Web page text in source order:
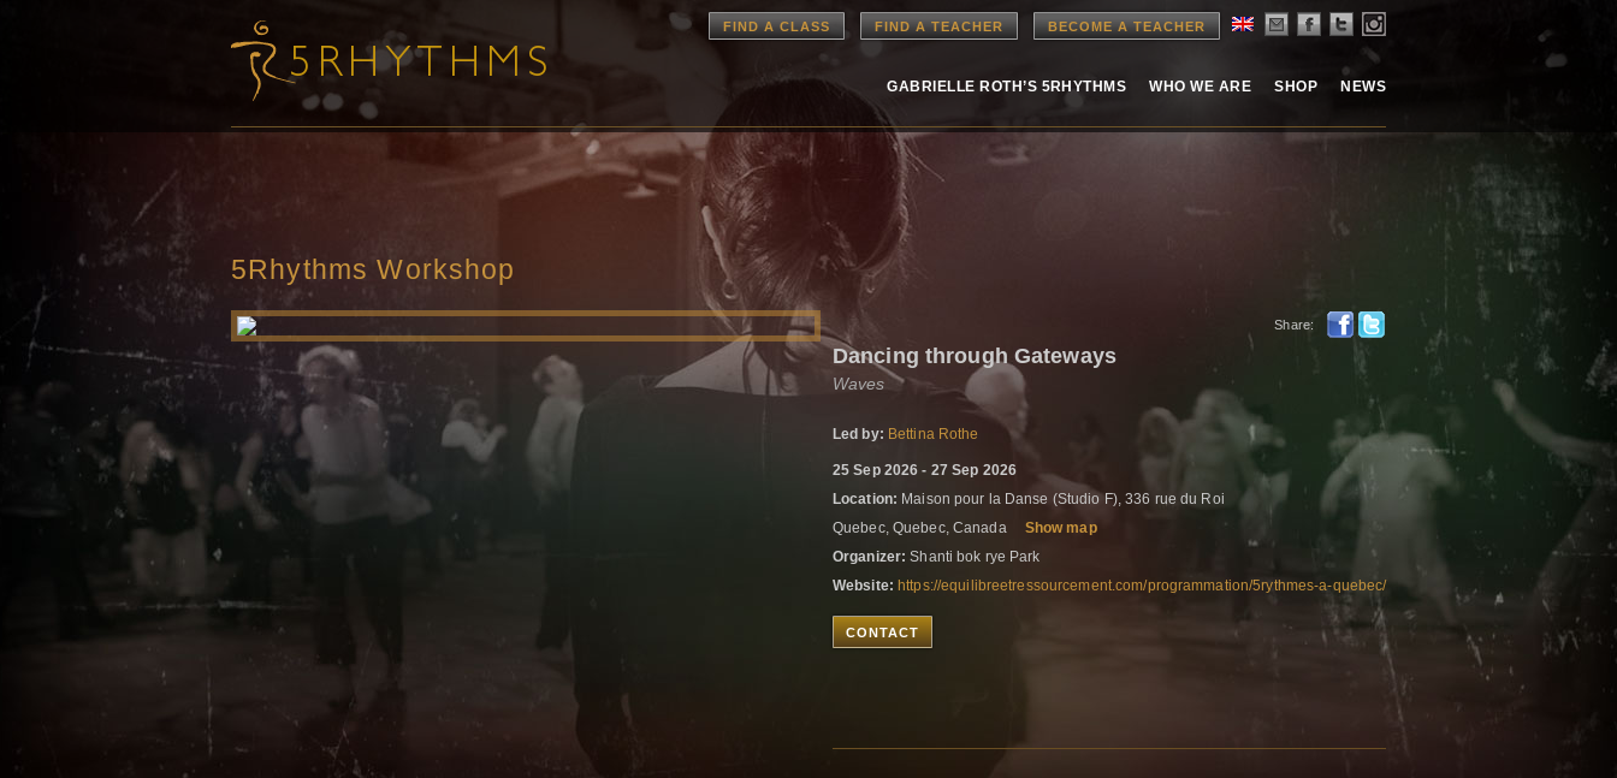
FIND A CLASS FIND A TEACHER BECOME A TEACHER
GABRIELLE ROTH’S 5RHYTHMS WHO WE ARE SHOP NEWS
5Rhythms Workshop
Share:
Dancing through Gateways
Waves
Led by: Bettina Rothe
25 Sep 2026 - 27 Sep 2026
Location: Maison pour la Danse (Studio F), 336 rue du Roi
Quebec, Quebec, Canada
Show map
Organizer: Shanti bok rye Park
Website: https://equilibreetressourcement.com/programmation/5rythmes-a-quebec/
CONTACT